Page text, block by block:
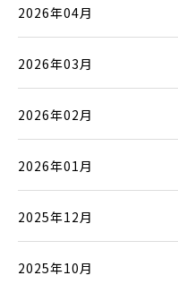
2026年04月
2026年03月
2026年02月
2026年01月
2025年12月
2025年10月